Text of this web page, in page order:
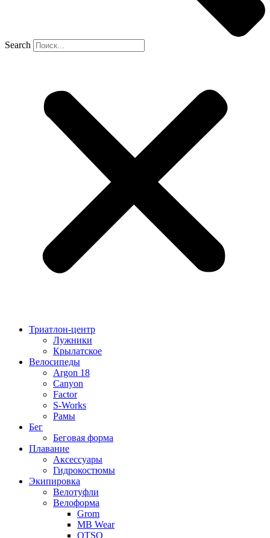
Search
Триатлон-центр
Лужники
Крылатское
Велосипеды
Argon 18
Canyon
Factor
S-Works
Рамы
Бег
Беговая форма
Плавание
Аксессуары
Гидрокостюмы
Экипировка
Велотуфли
Велоформа
Grom
MB Wear
OTSO